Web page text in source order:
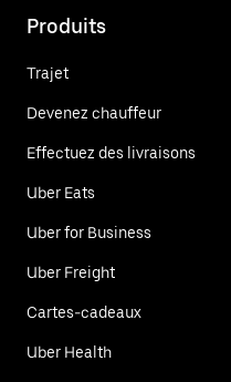
Produits
Trajet
Devenez chauffeur
Effectuez des livraisons
Uber Eats
Uber for Business
Uber Freight
Cartes-cadeaux
Uber Health